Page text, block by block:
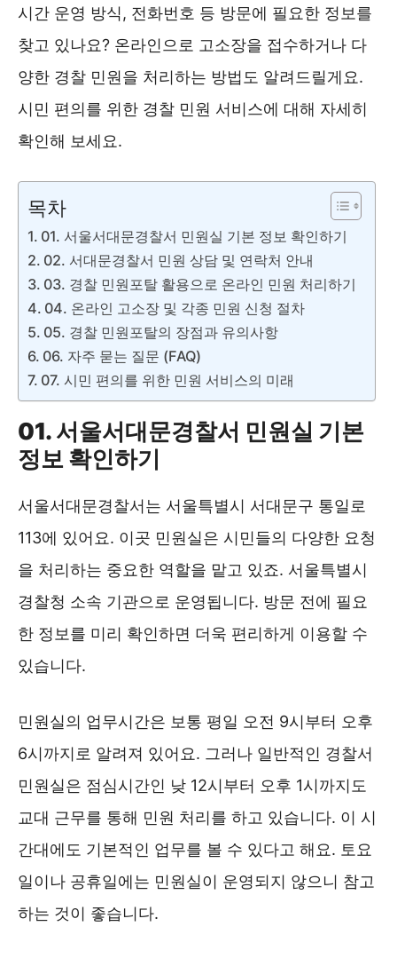
시간 운영 방식, 전화번호 등 방문에 필요한 정보를
찾고 있나요? 온라인으로 고소장을 접수하거나 다
양한 경찰 민원을 처리하는 방법도 알려드릴게요.
시민 편의를 위한 경찰 민원 서비스에 대해 자세히
확인해 보세요.
목차
01. 서울서대문경찰서 민원실 기본 정보 확인하기
02. 서대문경찰서 민원 상담 및 연락처 안내
03. 경찰 민원포탈 활용으로 온라인 민원 처리하기
04. 온라인 고소장 및 각종 민원 신청 절차
05. 경찰 민원포탈의 장점과 유의사항
06. 자주 묻는 질문 (FAQ)
07. 시민 편의를 위한 민원 서비스의 미래
01. 서울서대문경찰서 민원실 기본
정보 확인하기
서울서대문경찰서는 서울특별시 서대문구 통일로
113에 있어요. 이곳 민원실은 시민들의 다양한 요청
을 처리하는 중요한 역할을 맡고 있죠. 서울특별시
경찰청 소속 기관으로 운영됩니다. 방문 전에 필요
한 정보를 미리 확인하면 더욱 편리하게 이용할 수
있습니다.
민원실의 업무시간은 보통 평일 오전 9시부터 오후
6시까지로 알려져 있어요. 그러나 일반적인 경찰서
민원실은 점심시간인 낮 12시부터 오후 1시까지도
교대 근무를 통해 민원 처리를 하고 있습니다. 이 시
간대에도 기본적인 업무를 볼 수 있다고 해요. 토요
일이나 공휴일에는 민원실이 운영되지 않으니 참고
하는 것이 좋습니다.